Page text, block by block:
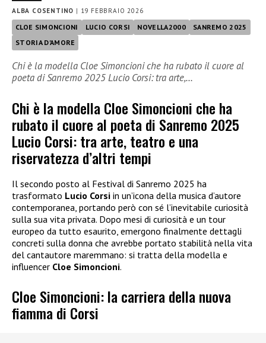
ALBA COSENTINO | 19 FEBBRAIO 2026
CLOE SIMONCIONI LUCIO CORSI NOVELLA2000
SANREMO 2025
STORIA D'AMORE
Chi è la modella Cloe Simoncioni che ha rubato il cuore al
poeta di Sanremo 2025 Lucio Corsi: tra arte,…
Chi è la modella Cloe Simoncioni che ha
rubato il cuore al poeta di Sanremo 2025
Lucio Corsi: tra arte, teatro e una
riservatezza d’altri tempi
Il secondo posto al Festival di Sanremo 2025 ha
trasformato Lucio Corsi in un’icona della musica d’autore
contemporanea, portando però con sé l’inevitabile curiosità
sulla sua vita privata. Dopo mesi di curiosità e un tour
europeo da tutto esaurito, emergono finalmente dettagli
concreti sulla donna che avrebbe portato stabilità nella vita
del cantautore maremmano: si tratta della modella e
influencer Cloe Simoncioni.
Cloe Simoncioni: la carriera della nuova
fiamma di Corsi